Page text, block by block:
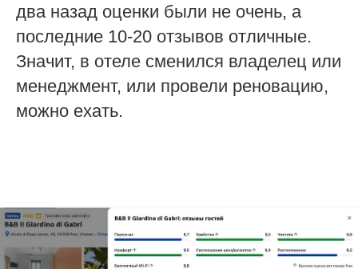
два назад оценки были не очень, а
последние 10-20 отзывов отличные.
Значит, в отеле сменился владелец или
менеджмент, или провели реновацию,
можно ехать.